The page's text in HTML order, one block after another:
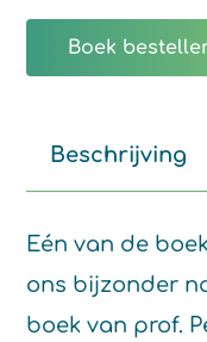
Boek
Beschrijving
Eén van de
ons bijzonder
boek van prof.